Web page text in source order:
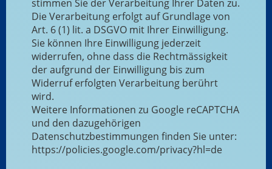
stimmen Sie der Verarbeitung Ihrer Daten zu.
Die Verarbeitung erfolgt auf Grundlage von
Art. 6 (1) lit. a DSGVO mit Ihrer Einwilligung.
Sie können Ihre Einwilligung jederzeit
widerrufen, ohne dass die Rechtmässigkeit
der aufgrund der Einwilligung bis zum
Widerruf erfolgten Verarbeitung berührt
wird.
Weitere Informationen zu Google reCAPTCHA
und den dazugehörigen
Datenschutzbestimmungen finden Sie unter:
https://policies.google.com/privacy?hl=de